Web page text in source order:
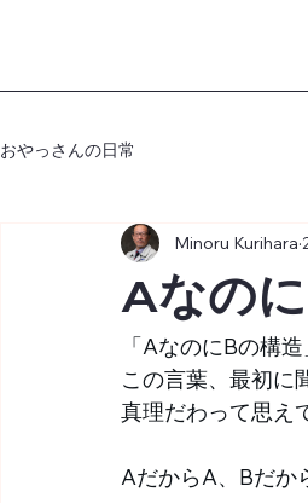
おやっさんの日常
Aなの
Minoru Kurihara
「AなのにBの構造
この言葉、最初に
真理だわって思え
AだからA、Bだか